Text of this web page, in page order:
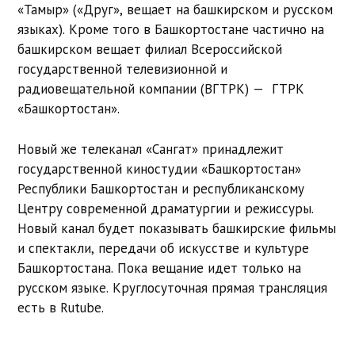
«Тамыр» («Друг», вещает на башкирском и русском
языках). Кроме того в Башкортостане частично на
башкирском вещает филиал Всероссийской
государственной телевизионной и
радиовещательной компании (ВГТРК) — ГТРК
«Башкортостан».
Новый же телеканал «Сангат» принадлежит
государственной киностудии «Башкортостан»
Республики Башкортостан и республиканскому
Центру современной драматургии и режиссуры.
Новый канал будет показывать башкирские фильмы
и спектакли, передачи об искусстве и культуре
Башкортостана. Пока вещание идет только на
русском языке. Круглосуточная прямая трансляция
есть в Rutube.